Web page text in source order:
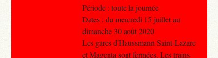
Période : toute la journée
Dates : du mercredi 15 juillet au
dimanche 30 août 2020
Les gares d'Haussmann Saint-Lazare
et Magenta sont fermées. Les trains